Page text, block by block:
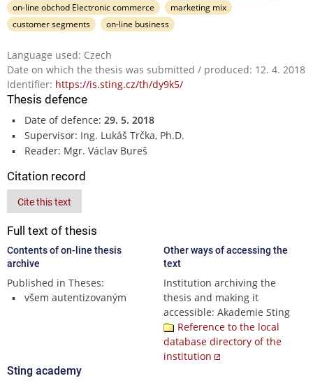
on-line obchod Electronic commerce
marketing mix
customer segments
on-line business
Language used: Czech
Date on which the thesis was submitted / produced: 12. 4. 2018
Identifier: https://is.sting.cz/th/dy9k5/
Thesis defence
Date of defence: 29. 5. 2018
Supervisor: Ing. Lukáš Trčka, Ph.D.
Reader: Mgr. Václav Bureš
Citation record
Cite this text
Full text of thesis
Contents of on-line thesis
archive
Published in Theses:
všem autentizovaným
Other ways of accessing the
text
Institution archiving the
thesis and making it
accessible: Akademie Sting
Reference to the local
database directory of the
institution
Sting academy